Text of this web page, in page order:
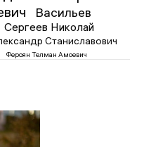
Васильев
Сергеев Николай
Станиславович
Фероян Телман Амоевич